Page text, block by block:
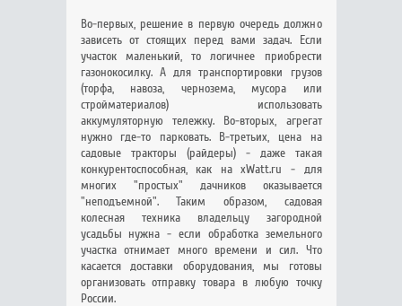
Во-первых, решение в первую очередь должно
зависеть от стоящих перед вами задач. Если
участок маленький, то логичнее приобрести
газонокосилку. А для транспортировки грузов
(торфа, навоза, чернозема, мусора или
стройматериалов) использовать
аккумуляторную тележку. Во-вторых, агрегат
нужно где-то парковать. В-третьих, цена на
садовые тракторы (райдеры) - даже такая
конкурентоспособная, как на xWatt.ru - для
многих "простых" дачников оказывается
"неподъемной". Таким образом, садовая
колесная техника владельцу загородной
усадьбы нужна - если обработка земельного
участка отнимает много времени и сил. Что
касается доставки оборудования, мы готовы
организовать отправку товара в любую точку
России.